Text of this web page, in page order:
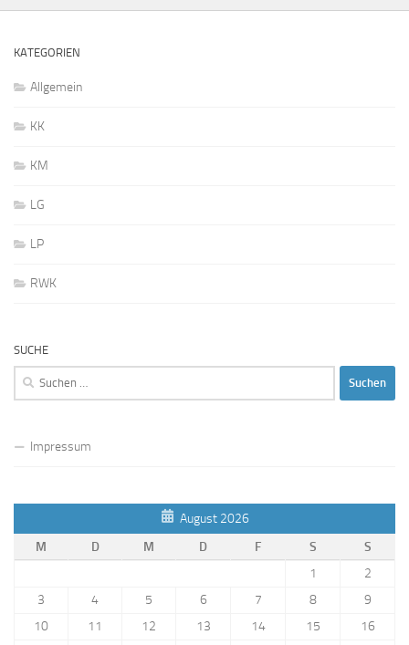
KATEGORIEN
Allgemein
KK
KM
LG
LP
RWK
SUCHE
Suchen
Impressum
August 2026
M
D M D F S
S
1
2
3
4 5 6 7 8
9
10
11 12 13 14 15
16